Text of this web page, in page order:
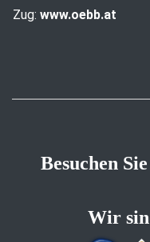
Zug: www.oebb.at
Besuchen
Wir